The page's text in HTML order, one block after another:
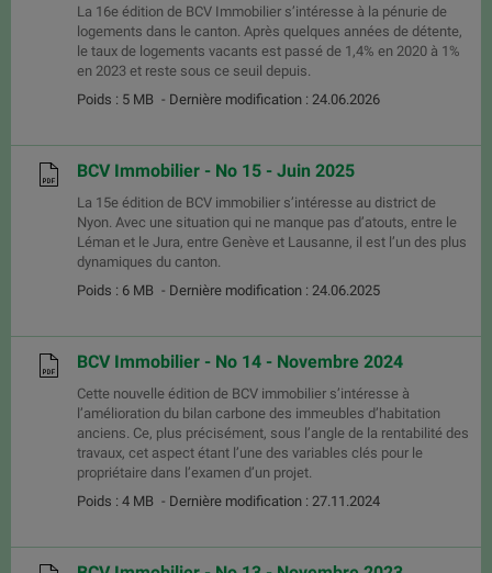
La 16e édition de BCV Immobilier s’intéresse à la pénurie de
logements dans le canton. Après quelques années de détente,
le taux de logements vacants est passé de 1,4% en 2020 à 1%
en 2023 et reste sous ce seuil depuis.
Poids : 5 MB - Dernière modification : 24.06.2026
BCV Immobilier - No 15 - Juin 2025
La 15e édition de BCV immobilier s’intéresse au district de
Nyon. Avec une situation qui ne manque pas d’atouts, entre le
Léman et le Jura, entre Genève et Lausanne, il est l’un des plus
dynamiques du canton.
Poids : 6 MB - Dernière modification : 24.06.2025
BCV Immobilier - No 14 - Novembre 2024
Cette nouvelle édition de BCV immobilier s’intéresse à
l’amélioration du bilan carbone des immeubles d’habitation
anciens. Ce, plus précisément, sous l’angle de la rentabilité des
travaux, cet aspect étant l’une des variables clés pour le
propriétaire dans l’examen d’un projet.
Poids : 4 MB - Dernière modification : 27.11.2024